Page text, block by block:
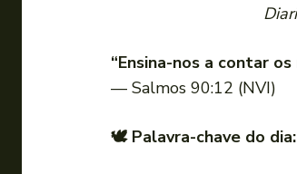
“Ensina-nos a contar
— Salmos 90:12 (NVI)
🕊 Palavra-chave do